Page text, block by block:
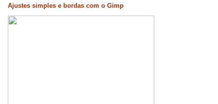
Ajustes simples e bordas com o Gimp